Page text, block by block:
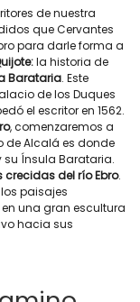
de nuestra
que Cervantes
para darle forma a
la historia de
Barataria. Este
de los Duques
el escritor en 1562.
, comenzaremos a
de Alcalá es donde
Ínsula Barataria.
del río Ebro.
paisajes
una gran escultura
hacia sus